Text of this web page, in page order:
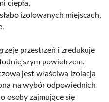
ciepła,
izolowanych miejscach,
przestrzeń i zredukuje
powietrzem.
jest właściwa izolacja
na wybór odpowiednich
osoby zajmujące się